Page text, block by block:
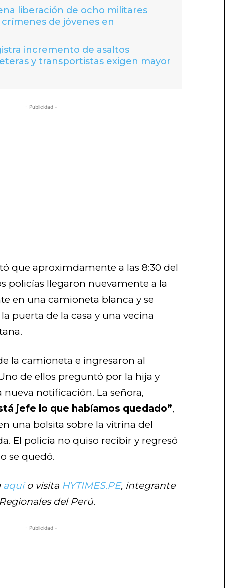
liberación de ocho militares
de jóvenes en
incremento de asaltos
y transportistas exigen mayor
- Publicidad -
que aproximdamente a las 8:30 del
policías llegaron nuevamente a la
en una camioneta blanca y se
puerta de la casa y una vecina
la camioneta e ingresaron al
de ellos preguntó por la hija y
nueva notificación. La señora,
jefe lo que habíamos quedado”,
una bolsita sobre la vitrina del
El policía no quiso recibir y regresó
se quedó.
aquío visita HYTIMES.PE, integrante
del Perú.
- Publicidad -